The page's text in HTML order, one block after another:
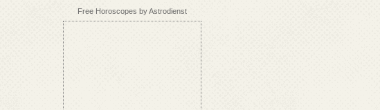
Free Horoscopes by Astrodienst